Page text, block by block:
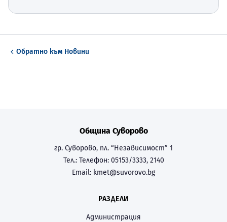
Обратно към Новини
Община Суворово
гр. Суворово, пл. “Независимост” 1
Тел.: Телефон: 05153/3333, 2140
Email: kmet@suvorovo.bg
РАЗДЕЛИ
Администрация